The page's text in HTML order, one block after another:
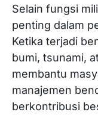
Selain fungsi
penting dalam
Ketika terjadi
bumi, tsunami,
membantu
manajemen
berkontribusi